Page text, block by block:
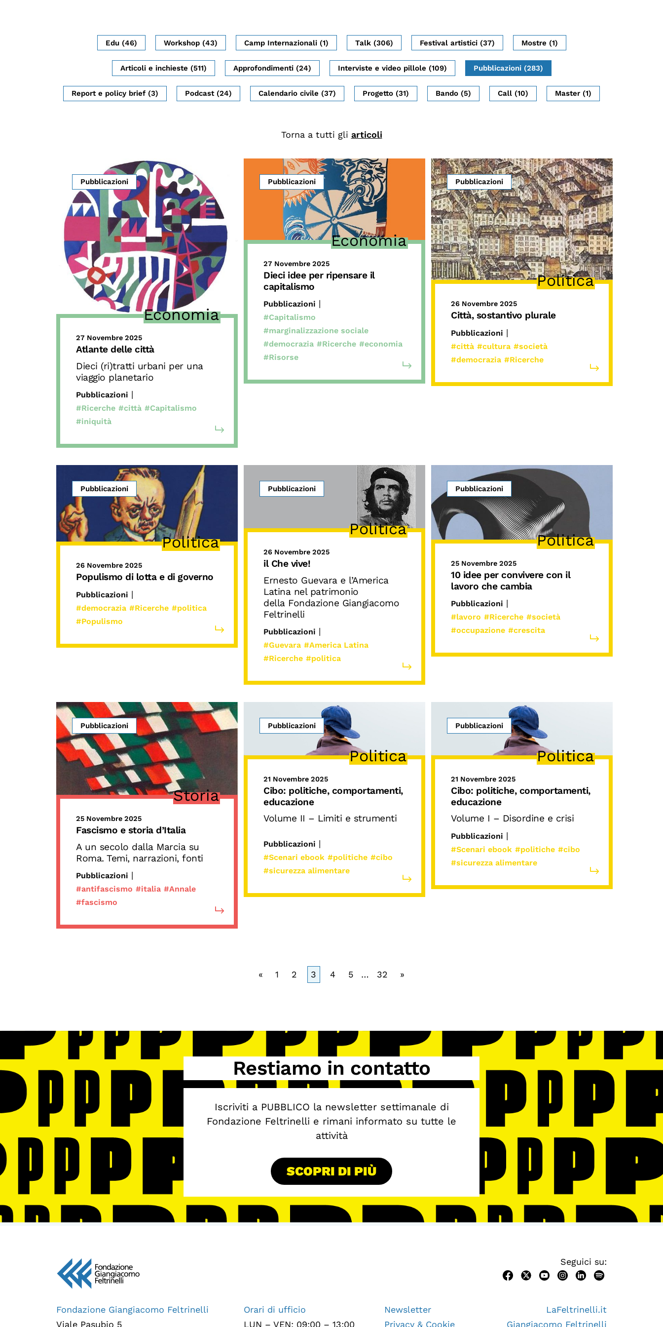
Edu (46) Workshop (43) Camp Internazionali (1) Talk (306) Festival artistici (37) Mostre (1)
Articoli e inchieste (511) Approfondimenti (24) Interviste e video pillole (109) Pubblicazioni (283)
Report e policy brief (3) Podcast (24) Calendario civile (37) Progetto (31) Bando (5) Call (10) Master (1)
Torna a tutti gli articoli
Pubblicazioni
Economia
27 Novembre 2025
Atlante delle città
Dieci (ri)tratti urbani per una
viaggio planetario
Pubblicazioni |
#Ricerche #città #Capitalismo
#iniquità
Pubblicazioni
Economia
27 Novembre 2025
Dieci idee per ripensare il
capitalismo
Pubblicazioni |
#Capitalismo
#marginalizzazione sociale
#democrazia #Ricerche #economia
#Risorse
Pubblicazioni
Politica
26 Novembre 2025
Città, sostantivo plurale
Pubblicazioni |
#città #cultura #società
#democrazia #Ricerche
Pubblicazioni
Politica
26 Novembre 2025
Populismo di lotta e di governo
Pubblicazioni |
#democrazia #Ricerche #politica
#Populismo
Pubblicazioni
Politica
26 Novembre 2025
il Che vive!
Ernesto Guevara e l’America
Latina nel patrimonio
della Fondazione Giangiacomo
Feltrinelli
Pubblicazioni |
#Guevara #America Latina
#Ricerche #politica
Pubblicazioni
Politica
25 Novembre 2025
10 idee per convivere con il
lavoro che cambia
Pubblicazioni |
#lavoro #Ricerche #società
#occupazione #crescita
Pubblicazioni
Storia
25 Novembre 2025
Fascismo e storia d’Italia
A un secolo dalla Marcia su
Roma. Temi, narrazioni, fonti
Pubblicazioni |
#antifascismo #italia #Annale
#fascismo
Pubblicazioni
Politica
21 Novembre 2025
Cibo: politiche, comportamenti,
educazione
Volume II – Limiti e strumenti
Pubblicazioni |
#Scenari ebook #politiche #cibo
#sicurezza alimentare
Pubblicazioni
Politica
21 Novembre 2025
Cibo: politiche, comportamenti,
educazione
Volume I – Disordine e crisi
Pubblicazioni |
#Scenari ebook #politiche #cibo
#sicurezza alimentare
« 1 2 3 4 5 … 32 »
Restiamo in contatto
Iscriviti a PUBBLICO la newsletter settimanale di
Fondazione Feltrinelli e rimani informato su tutte le
attività
SCOPRI DI PIÙ
Seguici su:
Fondazione Giangiacomo Feltrinelli
Viale Pasubio 5
Orari di ufficio
LUN – VEN: 09:00 – 13:00
Newsletter
Privacy & Cookie
LaFeltrinelli.it
Giangiacomo Feltrinelli